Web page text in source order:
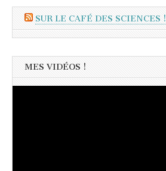
SUR LE CAFÉ DES SCIENCES !
MES VIDÉOS !